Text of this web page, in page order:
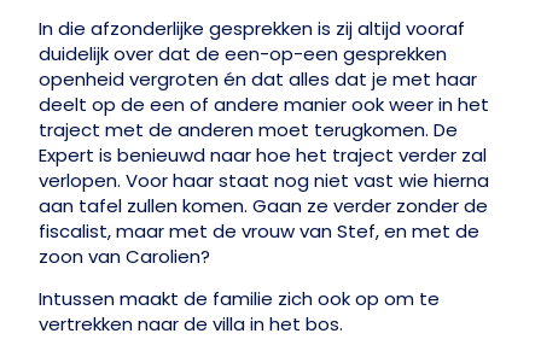
In die afzonderlijke gesprekken is zij altijd vooraf
duidelijk over dat de een-op-een gesprekken
openheid vergroten én dat alles dat je met haar
deelt op de een of andere manier ook weer in het
traject met de anderen moet terugkomen. De
Expert is benieuwd naar hoe het traject verder zal
verlopen. Voor haar staat nog niet vast wie hierna
aan tafel zullen komen. Gaan ze verder zonder de
fiscalist, maar met de vrouw van Stef, en met de
zoon van Carolien?
Intussen maakt de familie zich ook op om te
vertrekken naar de villa in het bos.